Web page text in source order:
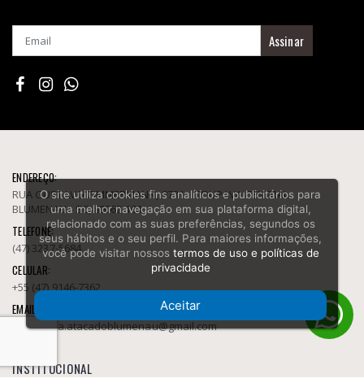
Assinar
ENDEREÇO:
RUA GUSTAVO ZIMMERMANN, 8731 - ITOUPAVA CENTRAL
BLUMENAU - SC, 89062-101
TELEFONE:
(47) 3237-5684
CELULAR:
+55 (47) 9146-7362
EMAIL:
socarbura.atacadoblumenau@gmail.com
INSTITUCIONAL
O site utiliza cookies fins analíticos e publicitários para
uma melhor navegação em sua plataforma digital,
relacionado com as suas preferências, segundos os
seus hábitos e o seu perfil. Para maiores informações,
você pode visitar nossos termos de uso e políticas de
privacidade
Aceitar